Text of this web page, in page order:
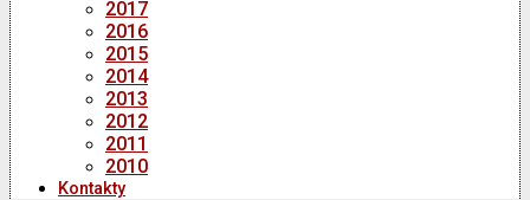
2017
2016
2015
2014
2013
2012
2011
2010
Kontakty